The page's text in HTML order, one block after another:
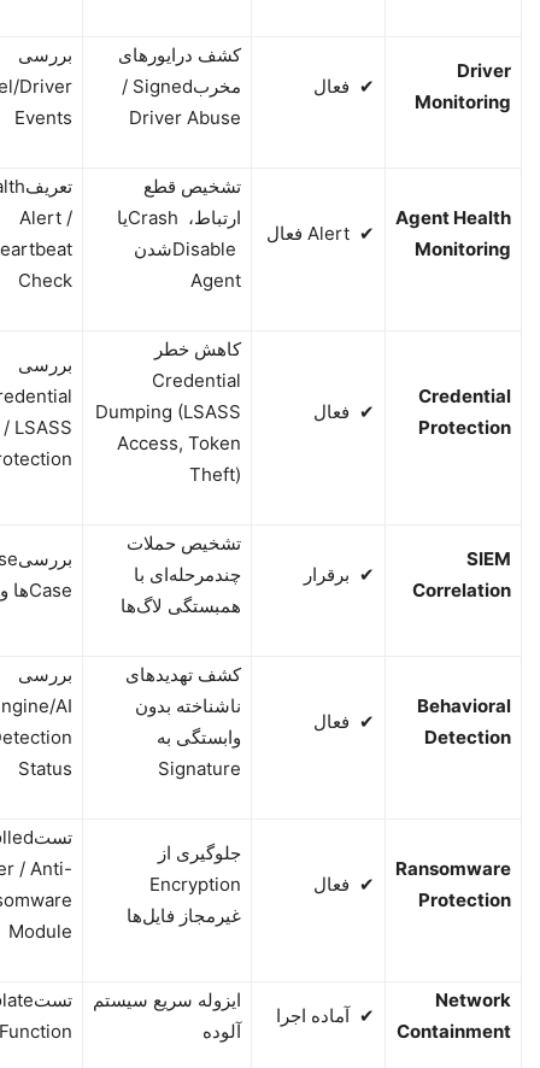
Driver
Monitoring
✔ فعال
کشف درایورهای
مخرب/ Signed
Driver Abuse
بررسی
Driver
Events
Agent Health
Monitoring
✔
Alert فعال
تشخیص قطع
ارتباط، Crashیا
Disableشدن
Agent
تعریف
Alert /
Check
Credential
Protection
✔ فعال
کاهش خطر
Credential
Dumping (LSASS
Access, Token
Theft)
بررسی
LSASS
SIEM
Correlation
✔ برقرار
تشخیص حملات
چندمرحله‌ای با
همبستگی لاگ‌ها
بررسی
Caseها و
Behavioral
Detection
✔ فعال
کشف تهدیدهای
ناشناخته بدون
وابستگی به
Signature
بررسی
AI
Status
Ransomware
Protection
✔ فعال
جلوگیری از
Encryption
غیرمجاز فایل‌ها
تست
/ Anti-
Module
Network
Containment
✔ آماده اجرا
ایزوله سریع سیستم
آلوده
تست